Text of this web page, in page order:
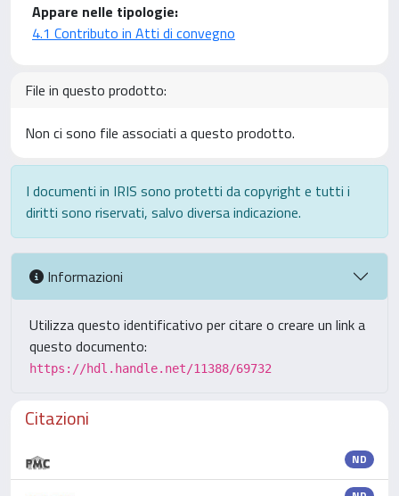
Appare nelle tipologie:
4.1 Contributo in Atti di convegno
File in questo prodotto:
Non ci sono file associati a questo prodotto.
I documenti in IRIS sono protetti da copyright e tutti i
diritti sono riservati, salvo diversa indicazione.
Informazioni
Utilizza questo identificativo per citare o creare un link a
questo documento:
https://hdl.handle.net/11388/69732
Citazioni
ND